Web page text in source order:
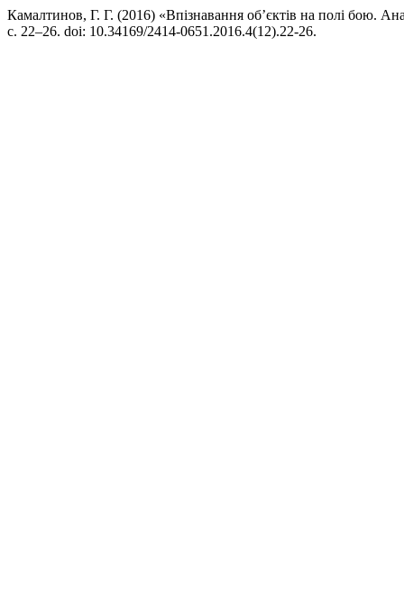
Камалтинов, Г. Г. (2016) «Впізнавання об’єктів на полі бою.
с. 22–26. doi: 10.34169/2414-0651.2016.4(12).22-26.